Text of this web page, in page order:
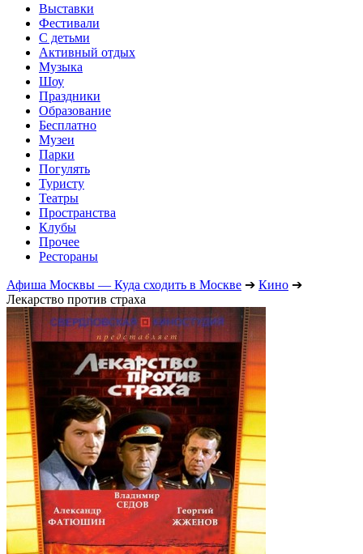
Выставки
Фестивали
С детьми
Активный отдых
Музыка
Шоу
Праздники
Образование
Бесплатно
Музеи
Парки
Погулять
Туристу
Театры
Пространства
Клубы
Прочее
Рестораны
Афиша Москвы — Куда сходить в Москве ➔ Кино ➔
Лекарство против страха